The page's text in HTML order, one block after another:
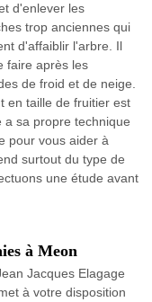
d'enlever les
trop anciennes qui
d'affaiblir l'arbre. Il
faire après les
de froid et de neige.
en taille de fruitier est
sa propre technique
pour vous aider à
surtout du type de
une étude avant
à Meon
Jacques Elagage
à votre disposition